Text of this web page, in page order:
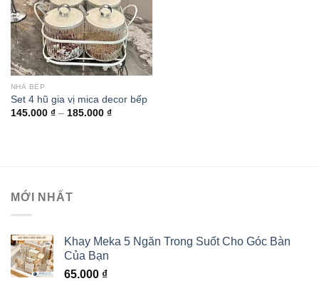
NHÀ BẾP
Set 4 hũ gia vị mica decor bếp
145.000 ₫– 185.000 ₫
MỚI NHẤT
Khay Meka 5 Ngăn Trong Suốt Cho Góc Bàn
Của Bạn
65.000 ₫